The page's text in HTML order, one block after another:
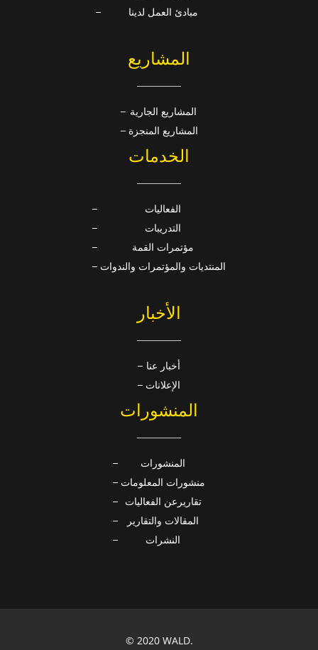
مبادئ العمل لدينا
المشاريع
المشاريع الجارية
المشاريع المنجزة
الخدمات
الفعاليات
التدريبات
مؤتمرات القمة
المنتديات والمؤتمرات والندوات
الأخبار
أخبار عنا
الإعلانات
المنشورات
المنشورات
منشورات المعلومات
تقاريرعن الفعاليات
المقالات والتقارير
النشرات
© 2020 WALD.